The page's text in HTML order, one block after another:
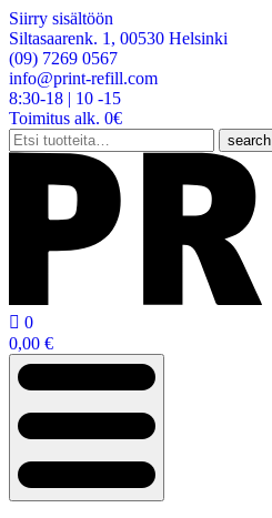
Siirry sisältöön
Siltasaarenk. 1, 00530 Helsinki
(09) 7269 0567
info@print-refill.com
8:30-18 | 10 -15
Toimitus alk. 0€
Etsi:
search
 0
0,00 €